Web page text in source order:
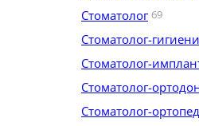
Стоматолог 69
Стоматолог-
Стоматолог-
Стоматолог-
Стоматолог-ортопед